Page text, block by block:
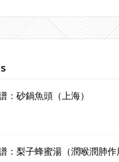
：砂鍋魚頭（上海）
：梨子蜂蜜湯（潤喉潤肺作